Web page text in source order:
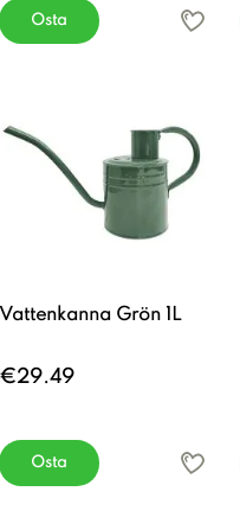
Osta
Vattenkanna Grön 1L
€29.49
Osta